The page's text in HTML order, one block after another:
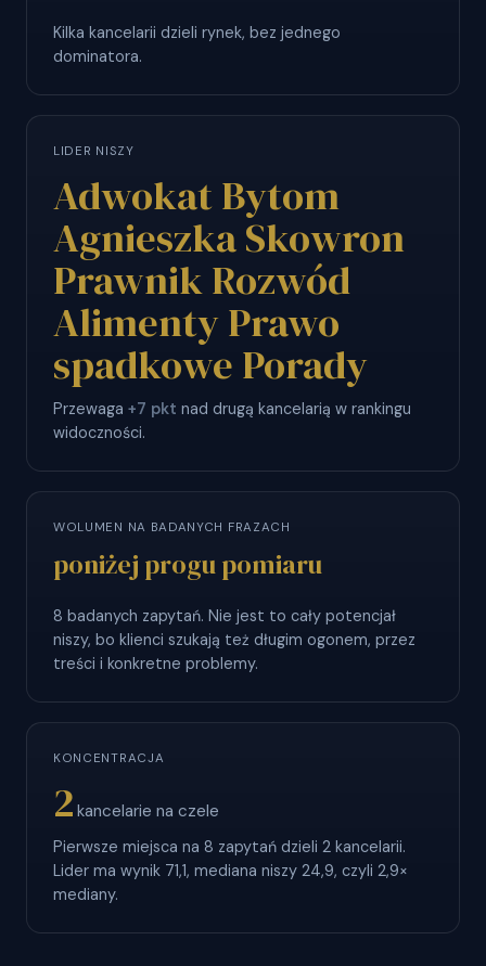
Kilka kancelarii dzieli rynek, bez jednego
dominatora.
LIDER NISZY
Adwokat Bytom
Agnieszka Skowron
Prawnik Rozwód
Alimenty Prawo
spadkowe Porady
Przewaga +7 pkt nad drugą kancelarią w rankingu
widoczności.
WOLUMEN NA BADANYCH FRAZACH
poniżej progu pomiaru
8 badanych zapytań. Nie jest to cały potencjał
niszy, bo klienci szukają też długim ogonem, przez
treści i konkretne problemy.
KONCENTRACJA
2 kancelarie na czele
Pierwsze miejsca na 8 zapytań dzieli 2 kancelarii.
Lider ma wynik 71,1, mediana niszy 24,9, czyli 2,9×
mediany.